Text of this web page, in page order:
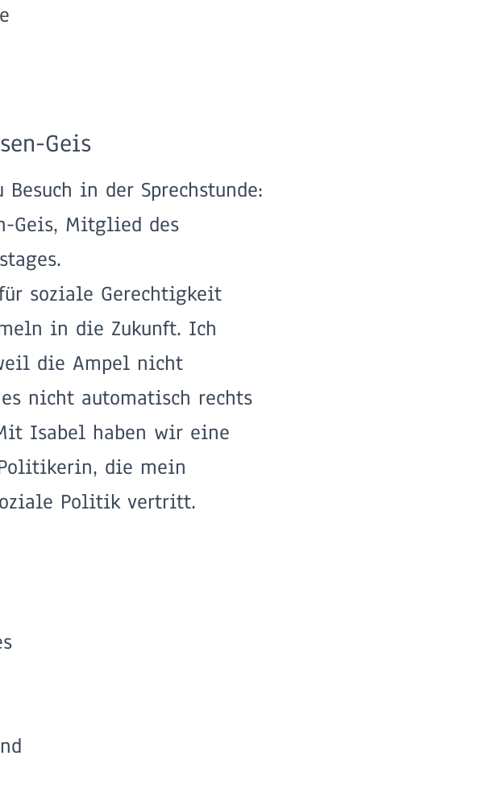
Geis
Besuch in der Sprechstunde:
Geis, Mitglied des
soziale Gerechtigkeit
in die Zukunft. Ich
die Ampel nicht
nicht automatisch rechts
Isabel haben wir eine
die mein
Politik vertritt.